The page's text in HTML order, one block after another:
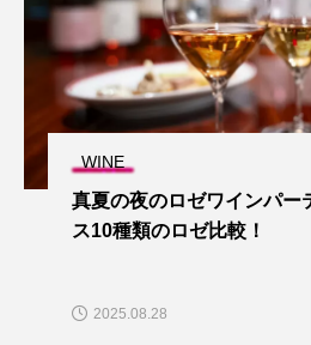
WINE
真夏の夜のロゼワインパー
ス10種類のロゼ比較！
2025.08.28